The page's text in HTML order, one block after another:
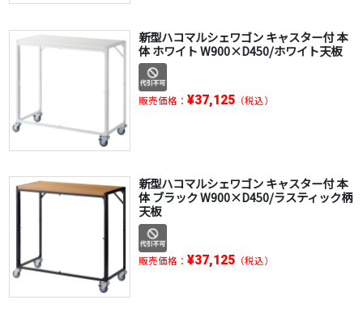
新型ハコマルシェワゴン キャスター付 本
体 ホワイト W900×D450/ホワイト天板
販売価格： ¥37,125（税込）
新型ハコマルシェワゴン キャスター付 本
体 ブラック W900×D450/ラスティック柄
天板
販売価格： ¥37,125（税込）